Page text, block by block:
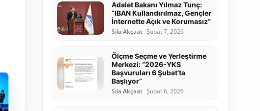
Adalet Bakanı Yılmaz Tunç:
“IBAN Kullandırılmaz, Gençler
İnternette Açık ve Korumasız”
Sıla Akçaat Şubat 7, 2026
Ölçme Seçme ve Yerleştirme
Merkezi: “2026-YKS
Başvuruları 6 Şubat’ta
Başlıyor”
Sıla Akçaat Şubat 6, 2026